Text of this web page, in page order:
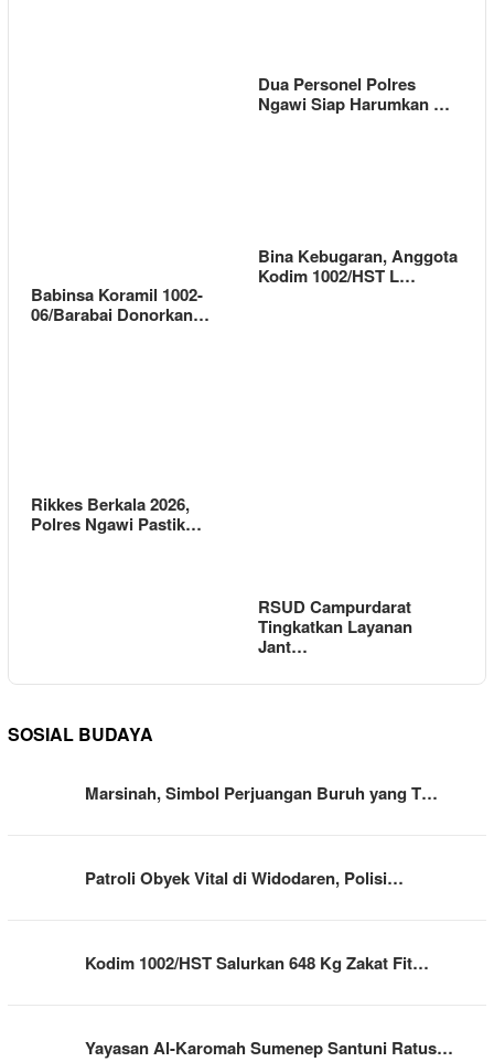
Dua Personel Polres
Ngawi Siap Harumkan …
Babinsa Koramil 1002-
06/Barabai Donorkan…
Bina Kebugaran, Anggota
Kodim 1002/HST L…
Rikkes Berkala 2026,
Polres Ngawi Pastik…
RSUD Campurdarat
Tingkatkan Layanan
Jant…
SOSIAL BUDAYA
Marsinah, Simbol Perjuangan Buruh yang T…
Patroli Obyek Vital di Widodaren, Polisi…
Kodim 1002/HST Salurkan 648 Kg Zakat Fit…
Yayasan Al-Karomah Sumenep Santuni Ratus…